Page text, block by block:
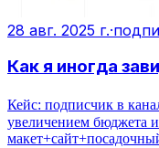
28 авг. 2025 г.·
Как я иногда
Кейс: подписчик в
увеличением бюджета